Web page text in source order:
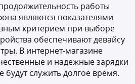
работы
являются показателями
критерием при выборе
обеспечивают девайсу
В интернет-магазине
и надежные зарядки
будут служить долгое время.